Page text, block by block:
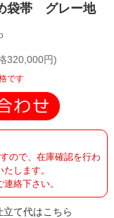
袋帯 グレー地
320,000円)
です
ので、在庫確認を行わ
します。
絡下さい。
立て代はこちら